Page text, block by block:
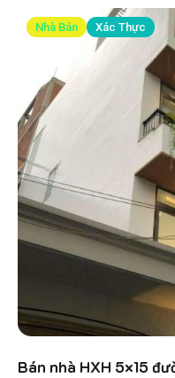
Nhà Bán Xác Thực
Bán nhà HXH 5×15